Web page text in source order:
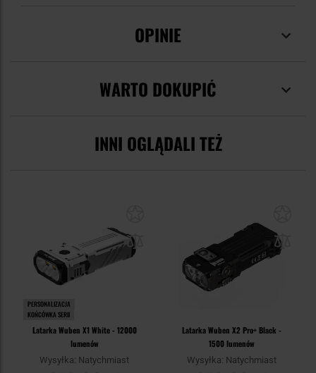
OPINIE
WARTO DOKUPIĆ
INNI OGLĄDALI TEŻ
PERSONALIZACJA
KOŃCÓWKA SERII
Latarka Wuben X1 White - 12000
lumenów
Wysyłka: Natychmiast
Latarka Wuben X2 Pro+ Black -
1500 lumenów
Wysyłka: Natychmiast